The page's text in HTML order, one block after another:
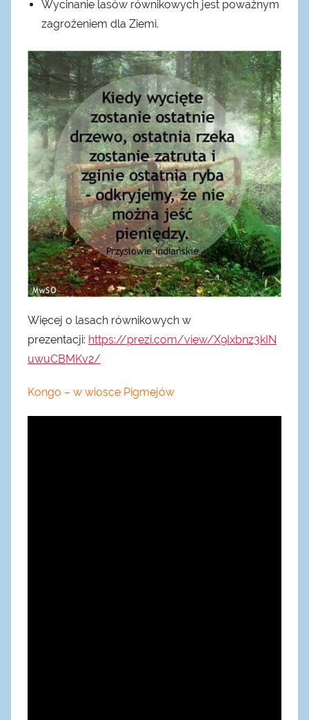
Wycinanie lasów równikowych jest poważnym
zagrożeniem dla Ziemi.
Więcej o lasach równikowych w
prezentacji: https://prezi.com/view/X9Ixbnz3kIN
uwuCBMKv2/
Kongo – w wiosce Pigmejów